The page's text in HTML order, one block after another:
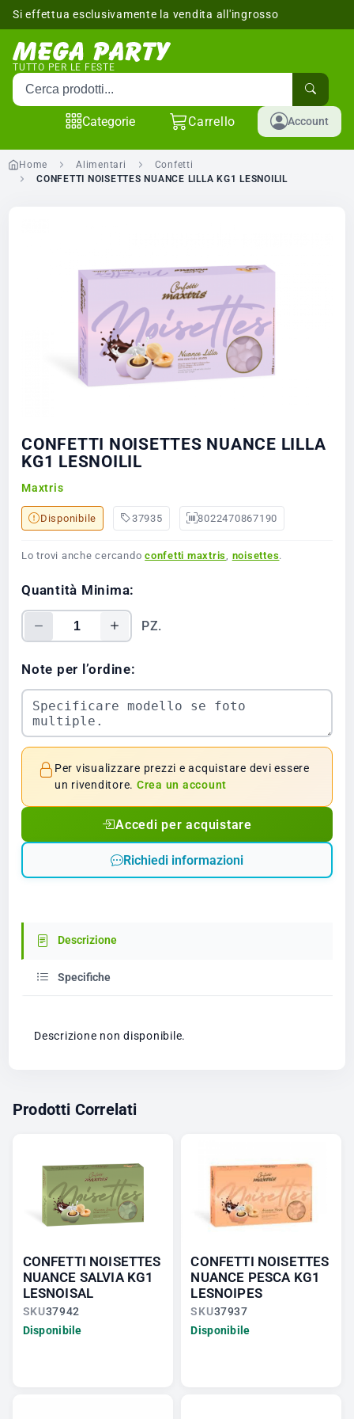
Si effettua esclusivamente la vendita all'ingrosso
TUTTO PER LE FESTE
Cerca prodotti
Categorie Carrello Account
Home Alimentari
Confetti
CONFETTI NOISETTES NUANCE LILLA KG1 LESNOILIL
CONFETTI NOISETTES NUANCE LILLA
KG1 LESNOILIL
Maxtris
Disponibile 37935 8022470867190
Lo trovi anche cercandoconfetti maxtris, noisettes.
Quantità Minima:
PZ.
Note per l’ordine:
Per visualizzare prezzi e acquistare devi essere
un rivenditore. Crea un account
Accedi per acquistare
Richiedi informazioni
Descrizione
Specifiche
Descrizione non disponibile.
Prodotti Correlati
CONFETTI NOISETTES
NUANCE SALVIA KG1
LESNOISAL
SKU37942
Disponibile
CONFETTI NOISETTES
NUANCE PESCA KG1
LESNOIPES
SKU37937
Disponibile